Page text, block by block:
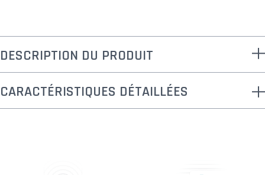
DESCRIPTION DU PRODUIT
CARACTÉRISTIQUES DÉTAILLÉES